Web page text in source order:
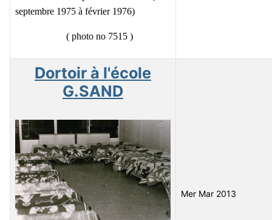
septembre 1975 à février 1976)
( photo no 7515 )
Dortoir à l'école
G.SAND
Mer Mar 2013